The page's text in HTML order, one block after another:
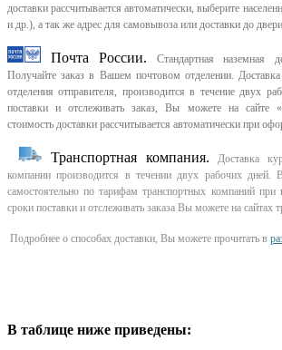
доставки рассчитывается автоматически, выберите
и др.), а так же адрес для самовывоза или доставки до
Почта России.
Стандартная наземная
Получайте заказ в Вашем почтовом отделении.
отделения отправителя, производится в течение двух
поставки и отслеживать заказ, Вы можете на сайте
стоимость доставки рассчитывается автоматически при
Транспортная компания.
Доставка
компании производится в течении двух рабочих дней.
самостоятельно по тарифам транспортных компаний при
сроки поставки и отслеживать заказа Вы можете на сайтах
Подробнее о способах доставки, Вы можете прочитать в
В таблице ниже приведены: